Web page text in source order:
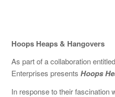
Hoops Heaps & Hangovers
As part of a collaboration entitled
Enterprises presents Hoops
In response to their fascination